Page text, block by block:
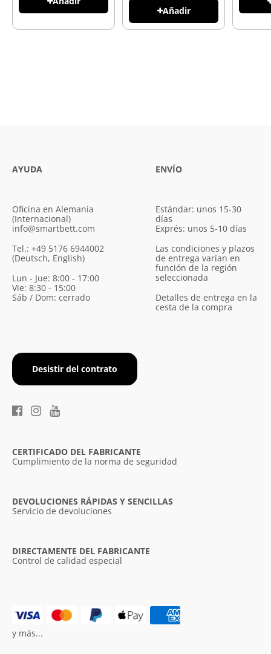
Añadir
AYUDA
Oficina en Alemania
(Internacional)
info@smartbett.com
Tel.: +49 5176 6944002
(Deutsch, English)
Lun - Jue: 8:00 - 17:00
Vie: 8:30 - 15:00
Sáb / Dom: cerrado
Desistir del contrato
ENVÍO
Estándar: unos 15-30
días
Exprés: unos 5-10 días
Las condiciones y plazos
de entrega varían en
función de la región
seleccionada
Detalles de entrega en la
cesta de la compra
CERTIFICADO DEL FABRICANTE
Cumplimiento de la norma de seguridad
DEVOLUCIONES RÁPIDAS Y SENCILLAS
Servicio de devoluciones
DIRECTAMENTE DEL FABRICANTE
Control de calidad especial
y más...